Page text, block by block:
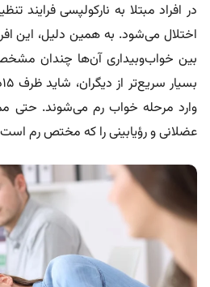
در افراد مبتلا به نارکولپسی فرایند
اختلال می‌شود. به همین دلیل، این
بین خواب‌وبیداری آن‌ها چندان
وارد مرحله خواب رم می‌شوند.
عضلانی و رؤیابینی را که مختص رم است